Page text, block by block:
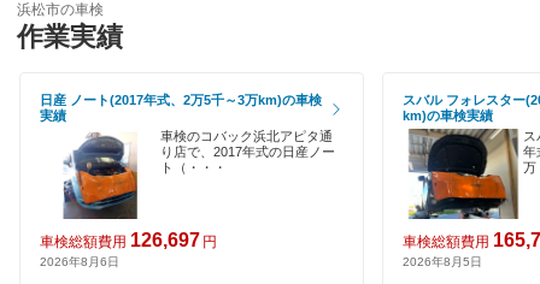
120分以内の車検
夜間受付
整備保証
1級整備士在籍
コンピューター診断
安心WE！車検
閉じる
浜松市の車検
作業実績
日産 ノート(2017年式、2万5千～3万km)の車検
実績
車検のコバック浜北アピタ通
り店で、2017年式の日産ノー
ト（・・・
車検総額費用 126,697 円
2026年8月6日
スバル フォレスター
km)の車検実績
ス
年
万
車検総額費用
2026年8月5日